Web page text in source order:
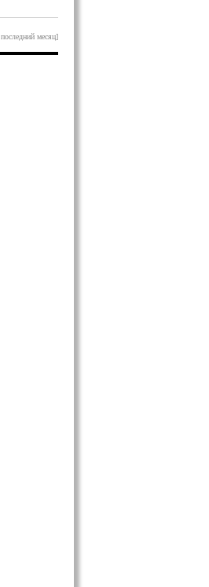
месяц]